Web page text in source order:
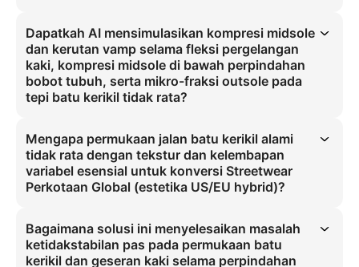
mensimulasikan kompresi midsole, kerutan vamp, dan daya
genggam outsole selama fleksi kaki dinamis di permukaan batu
kerikil. Ini menjawab kekhawatiran ketidakstabilan pas bagi pasar
Streetwear Perkotaan Global.
Dapatkah AI mensimulasikan kompresi midsole
dan kerutan vamp selama fleksi pergelangan
kaki, kompresi midsole di bawah perpindahan
bobot tubuh, serta mikro-fraksi outsole pada
tepi batu kerikil tidak rata?
pergelangan kaki, kompresi midsole di bawah perpindahan bobot
tubuh, dan mikro-fraksi outsole pada tepi batu kerikil tidak rata
secara real-time untuk menghilangkan artefak mengambang.
Mengapa permukaan jalan batu kerikil alami
tidak rata dengan tekstur dan kelembapan
variabel esensial untuk konversi Streetwear
Perkotaan Global (estetika US/EU hybrid)?
mensimulasikan lingkungan perkotaan inti bagi pembeli Streetwear
Perkotaan Global (US/EU). Gerakan realistis di permukaan ini
memvalidasi kepercayaan akan pas, secara langsung meningkatkan
Bagaimana solusi ini menyelesaikan masalah
ketidakstabilan pas pada permukaan batu
kerikil dan geseran kaki selama perpindahan